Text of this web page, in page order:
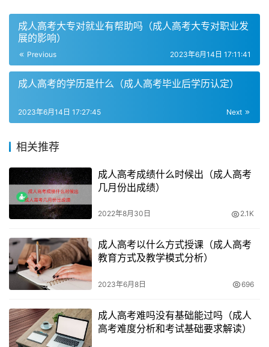
语、数学(文)，理科的考试科目主要有语文、英语、数学
(理)。高起专统考科目分为文、理、外、体、艺类，语文、
数学、外语，注意，高中起点升专科的数学考试科目，不分
文理科。
4. 成考大专考试科目
时间在10月份的月底，考试难度适中，考生需要认真备考，
才能取得好成绩。
成人高考大专对就业有帮助吗（成人高考大专对职业发
展的影响）
Previous 2023年6月14日 17:11:41
成人高考的学历是什么（成人高考毕业后学历认定）
Next
2023年6月14日 17:27:45
相关推荐
成人高考成绩什么时候出（成人高考
几月份出成绩）
2022年8月30日 2.1K
成人高考以什么方式授课（成人高考
教育方式及教学模式分析）
2023年6月8日 696
成人高考难吗没有基础能过吗（成人
高考难度分析和考试基础要求解读）